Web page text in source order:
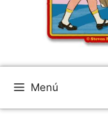
Menú